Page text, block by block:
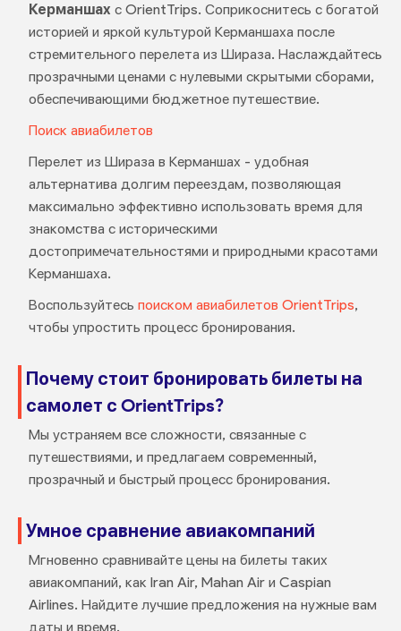
Керманшах с OrientTrips. Соприкоснитесь с богатой
историей и яркой культурой Керманшаха после
стремительного перелета из Шираза. Наслаждайтесь
прозрачными ценами с нулевыми скрытыми сборами,
обеспечивающими бюджетное путешествие.
Поиск авиабилетов
Перелет из Шираза в Керманшах - удобная
альтернатива долгим переездам, позволяющая
максимально эффективно использовать время для
знакомства с историческими
достопримечательностями и природными красотами
Керманшаха.
Воспользуйтесь поиском авиабилетов OrientTrips,
чтобы упростить процесс бронирования.
Почему стоит бронировать билеты на
самолет с OrientTrips?
Мы устраняем все сложности, связанные с
путешествиями, и предлагаем современный,
прозрачный и быстрый процесс бронирования.
Умное сравнение авиакомпаний
Мгновенно сравнивайте цены на билеты таких
авиакомпаний, как Iran Air, Mahan Air и Caspian
Airlines. Найдите лучшие предложения на нужные вам
даты и время.